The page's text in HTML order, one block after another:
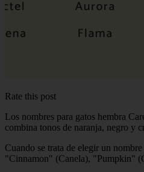
Rate this post
Los nombres para gatos hembra
combina tonos de naranja, negro y
Cuando se trata de elegir un
"Cinnamon" (Canela), "Pumpkin"